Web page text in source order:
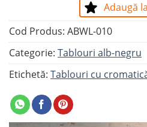
Adaugă
Cod Produs: ABWL-010
Categorie: Tablouri alb-negru
Etichetă: Tablouri cu